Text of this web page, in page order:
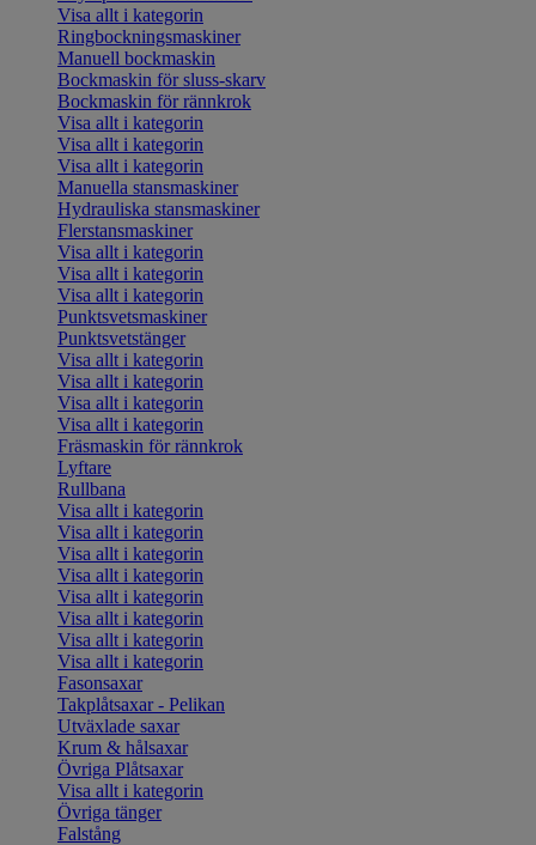
Visa allt i kategorin
Ringbockningsmaskiner
Manuell bockmaskin
Bockmaskin för sluss-skarv
Bockmaskin för rännkrok
Visa allt i kategorin
Visa allt i kategorin
Visa allt i kategorin
Manuella stansmaskiner
Hydrauliska stansmaskiner
Flerstansmaskiner
Visa allt i kategorin
Visa allt i kategorin
Visa allt i kategorin
Punktsvetsmaskiner
Punktsvetstänger
Visa allt i kategorin
Visa allt i kategorin
Visa allt i kategorin
Visa allt i kategorin
Fräsmaskin för rännkrok
Lyftare
Rullbana
Visa allt i kategorin
Visa allt i kategorin
Visa allt i kategorin
Visa allt i kategorin
Visa allt i kategorin
Visa allt i kategorin
Visa allt i kategorin
Visa allt i kategorin
Fasonsaxar
Takplåtsaxar - Pelikan
Utväxlade saxar
Krum & hålsaxar
Övriga Plåtsaxar
Visa allt i kategorin
Övriga tänger
Falstång